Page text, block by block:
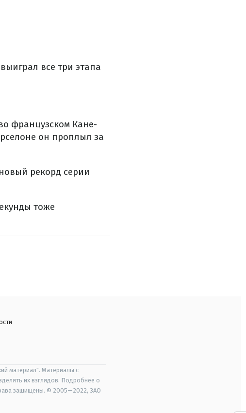
все три этапа
французском Кане-
он проплыл за
рекорд серии
тоже
материал". Материалы с
их взглядов. Подробнее о
защищены. © 2005—2022, ЗАО